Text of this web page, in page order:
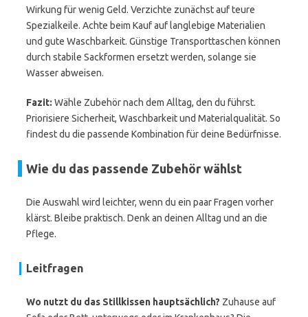
Wirkung für wenig Geld. Verzichte zunächst auf teure
Spezialkeile. Achte beim Kauf auf langlebige Materialien
und gute Waschbarkeit. Günstige Transporttaschen können
durch stabile Sackformen ersetzt werden, solange sie
Wasser abweisen.
Fazit: Wähle Zubehör nach dem Alltag, den du führst.
Priorisiere Sicherheit, Waschbarkeit und Materialqualität. So
findest du die passende Kombination für deine Bedürfnisse.
Wie du das passende Zubehör wählst
Die Auswahl wird leichter, wenn du ein paar Fragen vorher
klärst. Bleibe praktisch. Denk an deinen Alltag und an die
Pflege.
Leitfragen
Wo nutzt du das Stillkissen hauptsächlich? Zuhause auf